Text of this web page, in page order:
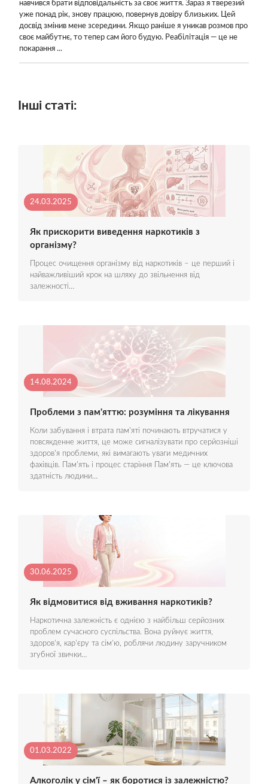
навчився брати відповідальність за своє життя. Зараз я тверезий
уже понад рік, знову працюю, повернув довіру близьких. Цей
досвід змінив мене зсередини. Якщо раніше я уникав розмов про
своє майбутнє, то тепер сам його будую. Реабілітація — це не
покарання ...
Інші статі:
24.03.2025
Як прискорити виведення наркотиків з
організму?
Процес очищення організму від наркотиків – це перший і
найважливіший крок на шляху до звільнення від
залежності…
14.08.2024
Проблеми з пам'яттю: розуміння та лікування
Коли забування і втрата пам'яті починають втручатися у
повсякденне життя, це може сигналізувати про серйозніші
здоров'я проблеми, які вимагають уваги медичних
фахівців. Пам'ять і процес старіння Пам'ять — це ключова
здатність людини…
30.06.2025
Як відмовитися від вживання наркотиків?
Наркотична залежність є однією з найбільш серйозних
проблем сучасного суспільства. Вона руйнує життя,
здоров’я, кар’єру та сім’ю, роблячи людину заручником
згубної звички…
01.03.2022
Алкоголік у сім'ї – як боротися із залежністю?